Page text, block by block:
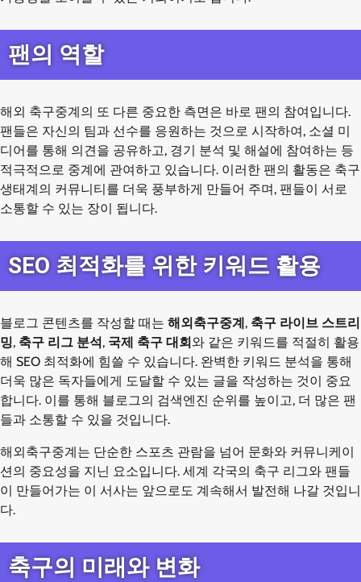
팬의 역할
해외 축구중계의 또 다른 중요한 측면은 바로 팬의 참여입니다.
팬들은 자신의 팀과 선수를 응원하는 것으로 시작하여, 소셜 미
디어를 통해 의견을 공유하고, 경기 분석 및 해설에 참여하는 등
적극적으로 중계에 관여하고 있습니다. 이러한 팬의 활동은 축구
생태계의 커뮤니티를 더욱 풍부하게 만들어 주며, 팬들이 서로
소통할 수 있는 장이 됩니다.
SEO 최적화를 위한 키워드 활용
블로그 콘텐츠를 작성할 때는 해외축구중계 , 축구 라이브 스트리
밍, 축구 리그 분석 , 국제 축구 대회 와 같은 키워드를 적절히 활용
해 SEO 최적화에 힘쓸 수 있습니다. 완벽한 키워드 분석을 통해
더욱 많은 독자들에게 도달할 수 있는 글을 작성하는 것이 중요
합니다. 이를 통해 블로그의 검색엔진 순위를 높이고, 더 많은 팬
들과 소통할 수 있을 것입니다.
해외축구중계는 단순한 스포츠 관람을 넘어 문화와 커뮤니케이
션의 중요성을 지닌 요소입니다. 세계 각국의 축구 리그와 팬들
이 만들어가는 이 서사는 앞으로도 계속해서 발전해 나갈 것입니
다.
축구의 미래와 변화